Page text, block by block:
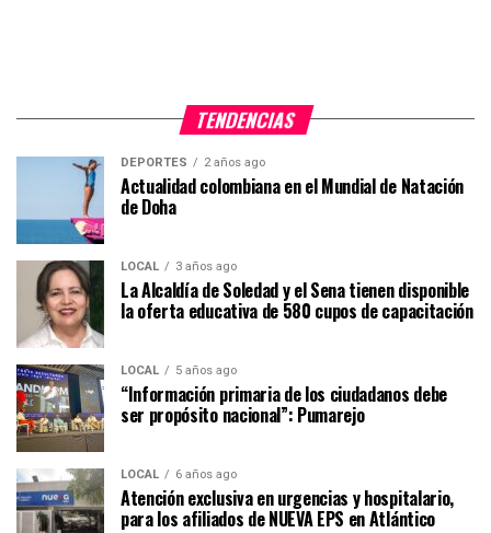
TENDENCIAS
DEPORTES 2 años ago
Actualidad colombiana en el Mundial de Natación
de Doha
LOCAL 3 años ago
La Alcaldía de Soledad y el Sena tienen disponible
la oferta educativa de 580 cupos de capacitación
LOCAL 5 años ago
“Información primaria de los ciudadanos debe
ser propósito nacional”: Pumarejo
LOCAL 6 años ago
Atención exclusiva en urgencias y hospitalario,
para los afiliados de NUEVA EPS en Atlántico